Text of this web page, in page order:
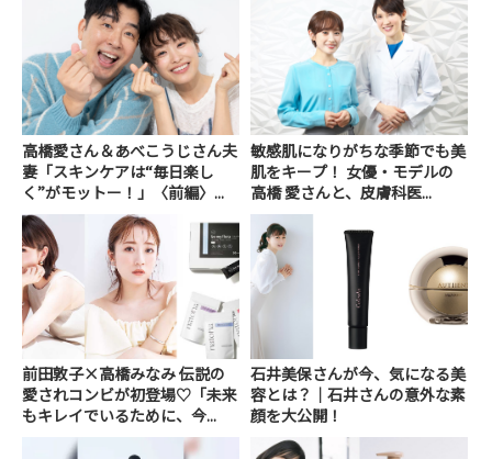
高橋愛さん＆あべこうじさん夫
妻「スキンケアは“毎日楽し
く”がモットー！」〈前編〉...
敏感肌になりがちな季節でも美
肌をキープ！ 女優・モデルの
高橋 愛さんと、皮膚科医...
前田敦子×高橋みなみ 伝説の
愛されコンビが初登場♡「未来
もキレイでいるために、今...
石井美保さんが今、気になる美
容とは？｜石井さんの意外な素
顔を大公開！